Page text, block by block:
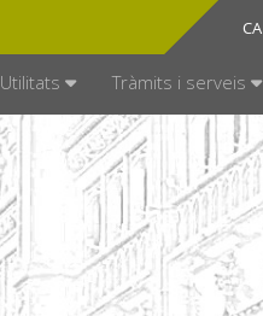
CA
ES
Utilitats Tràmits i serveis